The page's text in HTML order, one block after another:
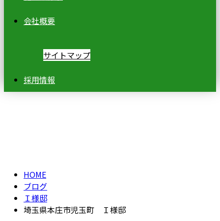
会社概要
サイトマップ
採用情報
HOME
ブログ
Ｉ様邸
埼玉県本庄市児玉町 Ｉ様邸